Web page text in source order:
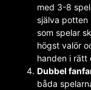
med 3-8
själva potten
som spelar
högst valör
handen i rätt
Dubbel
båda